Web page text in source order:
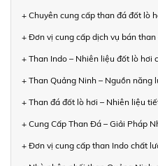
+ Chuyên cung cấp than đá đốt lò
+ Đơn vị cung cấp dịch vụ bán
+ Than Indo – Nhiên liệu đốt lò hơi
+ Than Quảng Ninh – Nguồn năng
+ Than đá đốt lò hơi – Nhiên liệu
+ Cung Cấp Than Đá – Giải Pháp
+ Đơn vị cung cấp than Indo chất